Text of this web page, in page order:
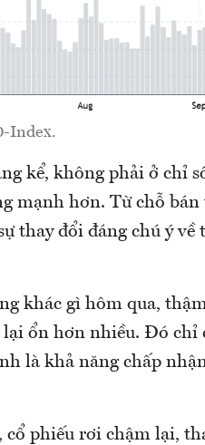
Index.
kể, không phải ở chỉ
mạnh hơn. Từ chỗ
thay đổi đáng chú ý về
khác gì hôm qua,
ổn hơn nhiều. Đó chỉ
là khả năng chấp
cổ phiếu rơi chậm lại,